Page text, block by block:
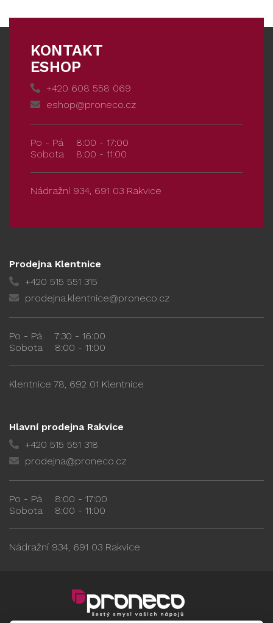
KONTAKT
ESHOP
+420 608 558 069
eshop@proneco.cz
Po - Pá
8:00 - 17:00
Sobota
8:00 - 11:00
Nádražní 934, 691 03 Rakvice
Prodejna Klentnice
+420 515 551 315
prodejna.klentnice@proneco.cz
Po - Pá
7:30 - 16:00
Sobota
8:00 - 11:00
Klentnice 78, 692 01 Klentnice
Hlavní prodejna Rakvice
+420 515 551 318
prodejna@proneco.cz
Po - Pá
8:00 - 17:00
Sobota
8:00 - 11:00
Nádražní 934, 691 03 Rakvice